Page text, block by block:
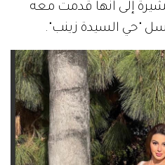
إلى أنها قدمت معه
"حي السيدة زينب".